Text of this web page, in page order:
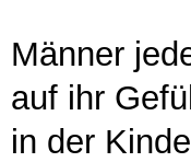
Männer
auf ihr
in der